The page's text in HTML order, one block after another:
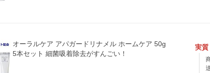
オーラルケア アパガードリナメル ホームケア 50g
5本セット 細菌吸着除去がすんごい！
実質